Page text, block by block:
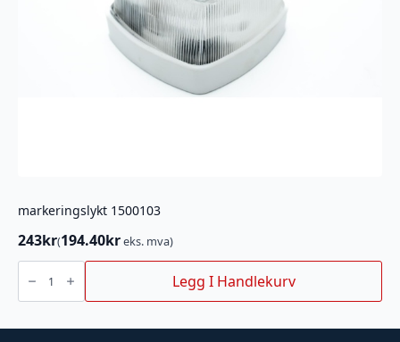
markeringslykt 1500103
243kr(194.40kreks. mva)
markeringslykt
1500103
antall Legg I Handlekurv